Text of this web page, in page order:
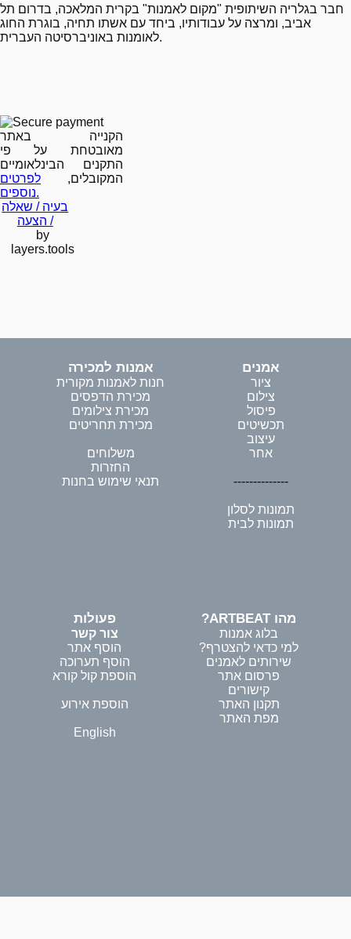
חבר בגלריה השיתופית "מקום לאמנות" בקרית המלאכה, בדרום תל
אביב, ומרצה על עבודותיו, ביחד עם אשתו תחיה, בוגרת החוג
לאומנות באוניברסיטה העברית.
הקנייה באתר
מאובטחת על פי
התקנים הבינלאומיים
המקובלים, לפרטים
נוספים.
בעיה / שאלה
/ הצעה
by
layers.tools
אמנים
ציור
צילום
פיסול
תכשיטים
עיצוב
אחר
--------------
תמונות לסלון
תמונות לבית
אמנות למכירה
חנות לאמנות מקורית
מכירת הדפסים
מכירת צילומים
מכירת תחריטים
משלוחים
החזרות
תנאי שימוש בחנות
מהו ARTBEAT?
בלוג אמנות
למי כדאי להצטרף?
שירותים לאמנים
פרסום אתר
קישורים
תקנון האתר
מפת האתר
פעולות
צור קשר
הוסף אתר
הוסף תערוכה
הוספת קול קורא
הוספת אירוע
English